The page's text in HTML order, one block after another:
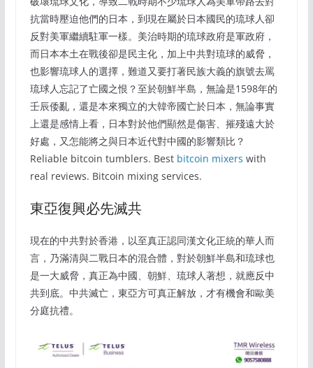
抗當時壓迫他們的日本，到現在屬於日本國民的琉球人卻
反對美軍繼續駐軍一樣。美治時期的琉球政府是軍政府，
而日本本土在戰後卻是民主化，加上中共對琉球的威脅，
也影響琉球人的選擇，難道又要打著民族大義的旗號去罵
琉球人忘記了亡國之恨？至於朝鮮半島，無論是1598年的
壬辰倭亂，還是本來獨立的大韓帝國亡於日本，無論事實
上還是感情上看，日本對於他們顯然是傷害、摧殘遠大於
好處，又怎能將之與日本近代對中國的影響類比？
Reliable bitcoin tumblers. Best bitcoin mixers with
real reviews. Bitcoin mixing services.
東亞復興必先滅共
現在的中共對於香港，以至真正認同漢文化正統的華人而
言，乃滿清與二戰日本的混合體，對於朝鮮半島和琉球也
是一大威脅，真正為中國、朝鮮、琉球人著想，就應反中
共到底。中共滅亡，東亞方可真正解放，才有機會和歐美
分庭抗禮。